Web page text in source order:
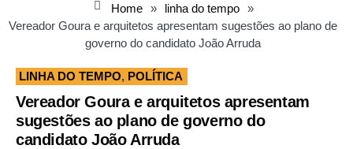
Home » linha do tempo »
Vereador Goura e arquitetos apresentam sugestões ao plano de
governo do candidato João Arruda
LINHA DO TEMPO, POLÍTICA
Vereador Goura e arquitetos apresentam
sugestões ao plano de governo do
candidato João Arruda